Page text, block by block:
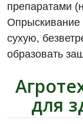
препаратами
Опрыскивание
сухую,
образовать
для